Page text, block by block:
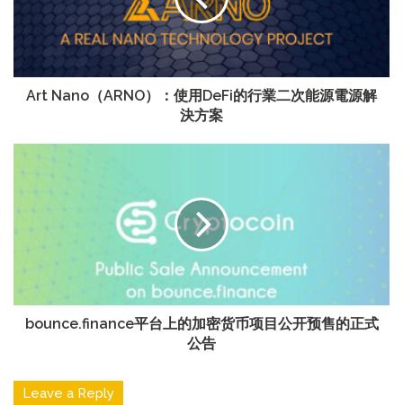
Art Nano（ARNO）：使用DeFi的行業二次能源電源解
決方案
bounce.finance平台上的加密货币项目公开预售的正式
公告
Leave a Reply